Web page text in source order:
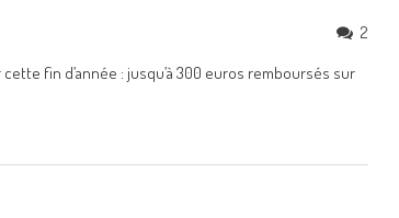
2
fin d’année : jusqu’à 300 euros remboursés sur